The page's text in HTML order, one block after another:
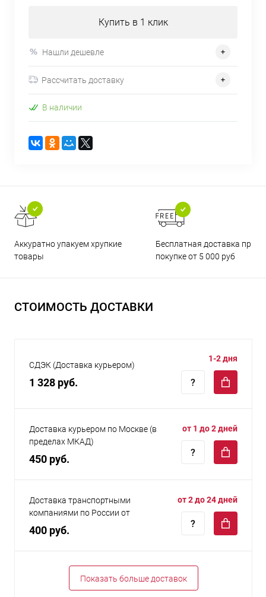
Купить в 1 клик
Нашли дешевле
Рассчитать доставку
В наличии
Аккуратно упакуем хрупкие
товары
Бесплатная доставка при
покупке от 5 000 руб
СТОИМОСТЬ ДОСТАВКИ
СДЭК (Доставка курьером)
1 328 руб.
1-2 дня
Доставка курьером по Москве (в
пределах МКАД)
450 руб.
от 1 до 2 дней
Доставка транспортными
компаниями по России от
400 руб.
от 2 до 24 дней
Показать больше доставок